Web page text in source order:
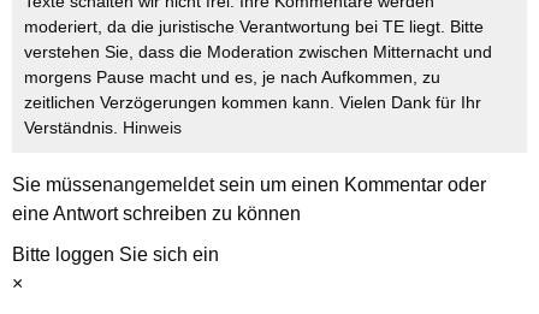
moderiert, da die juristische Verantwortung bei TE liegt. Bitte
verstehen Sie, dass die Moderation zwischen Mitternacht und
morgens Pause macht und es, je nach Aufkommen, zu
zeitlichen Verzögerungen kommen kann. Vielen Dank für Ihr
Verständnis. Hinweis
Sie müssenangemeldetsein um einen Kommentar oder
eine Antwort schreiben zu können
Bitte loggen Sie sich ein
×